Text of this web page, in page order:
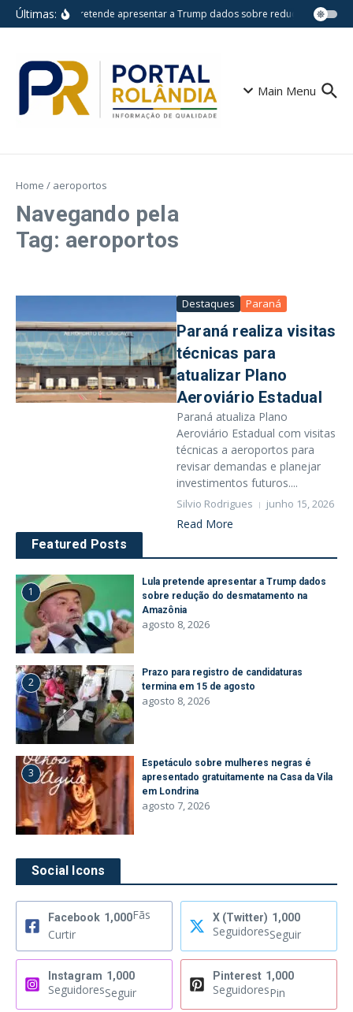
Ir para o conteúdo
Últimas:Lula pretende apresentar a Trump dados sobre redução do
Main Menu
Home / aeroportos
Navegando pela
Tag: aeroportos
Destaques Paraná
Paraná realiza visitas
técnicas para
atualizar Plano
Aeroviário Estadual
Paraná atualiza Plano
Aeroviário Estadual com visitas
técnicas a aeroportos para
revisar demandas e planejar
investimentos futuros....
Silvio Rodrigues junho 15, 2026
Read More
Featured Posts
1
Lula pretende apresentar a Trump dados
sobre redução do desmatamento na
Amazônia
agosto 8, 2026
2
Prazo para registro de candidaturas
termina em 15 de agosto
agosto 8, 2026
3
Espetáculo sobre mulheres negras é
apresentado gratuitamente na Casa da Vila
em Londrina
agosto 7, 2026
Social Icons
Facebook 1,000Fãs
Curtir
X (Twitter) 1,000
SeguidoresSeguir
Instagram 1,000
SeguidoresSeguir
Pinterest 1,000
SeguidoresPin